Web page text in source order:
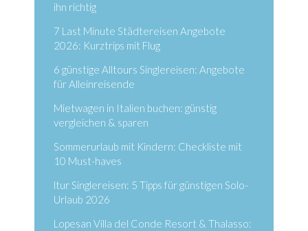
ihn richtig
7 Last Minute Städtereisen Angebote
2026: Kurztrips mit Flug
6 günstige Alltours Singlereisen: Angebote
für Alleinreisende
Mietwagen in Italien buchen: günstig
vergleichen & sparen
Sommerurlaub mit Kindern: Checkliste mit
10 Must-haves
ltur Singlereisen: 5 Tipps für günstigen Solo-
Urlaub 2026
Lopesan Villa del Conde Resort & Thalasso: